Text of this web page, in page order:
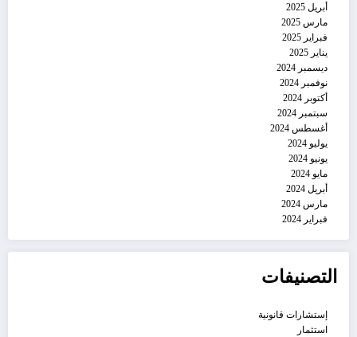
أبريل 2025
مارس 2025
فبراير 2025
يناير 2025
ديسمبر 2024
نوفمبر 2024
أكتوبر 2024
سبتمبر 2024
أغسطس 2024
يوليو 2024
يونيو 2024
مايو 2024
أبريل 2024
مارس 2024
فبراير 2024
التصنيفات
إستشارات قانونية
استثمار